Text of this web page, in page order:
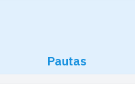
Pautas